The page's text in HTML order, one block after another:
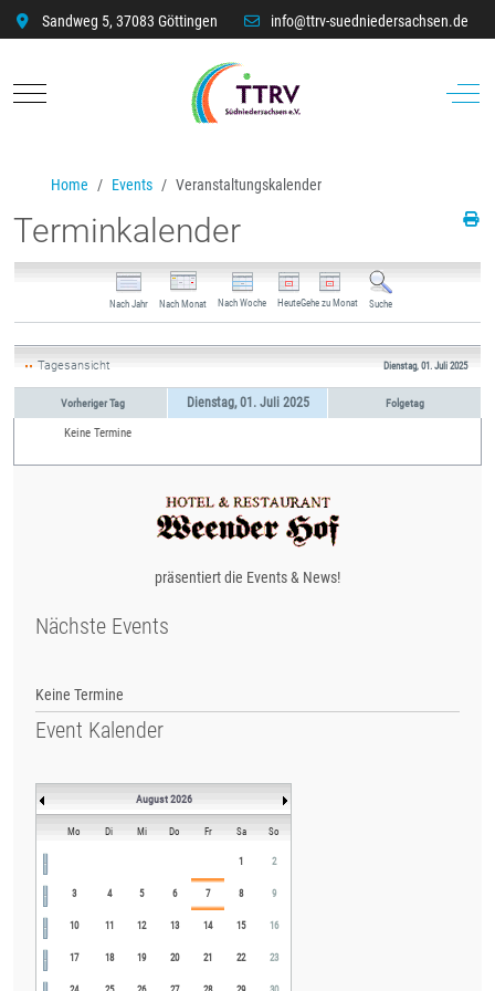
Sandweg 5, 37083 Göttingen info@ttrv-suedniedersachsen.de
Mobile Menu Toggle Off-
Home Events Veranstaltungskalender
Terminkalender
Nach Jahr Nach Monat Nach Woche HeuteGehe zu Monat Suche
Tagesansicht Dienstag, 01. Juli 2025
Vorheriger Tag Dienstag, 01. Juli 2025 Folgetag
Keine Termine
präsentiert die Events & News!
Nächste Events
Keine Termine
Event Kalender
August 2026
Mo Di Mi Do Fr Sa So
1 2
3 4 5 6 7 8 9
10 11 12 13 14 15 16
17 18 19 20 21 22 23